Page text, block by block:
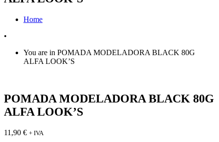
Home
•
You are in POMADA MODELADORA BLACK 80G
ALFA LOOK’S
POMADA MODELADORA BLACK 80G
ALFA LOOK’S
11,90 € + IVA